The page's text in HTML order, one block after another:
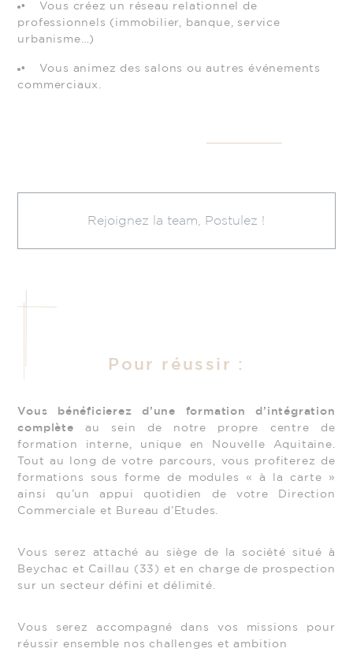
Vous créez un réseau relationnel de
professionnels (immobilier, banque, service
urbanisme…)
Vous animez des salons ou autres événements
commerciaux.
Rejoignez la team, Postulez !
Pour réussir :
Vous bénéficierez d’une formation d’intégration
complète au sein de notre propre centre de
formation interne, unique en Nouvelle Aquitaine.
Tout au long de votre parcours, vous profiterez de
formations sous forme de modules « à la carte »
ainsi qu’un appui quotidien de votre Direction
Commerciale et Bureau d’Etudes.
Vous serez attaché au siège de la société situé à
Beychac et Caillau (33) et en charge de prospection
sur un secteur défini et délimité.
Vous serez accompagné dans vos missions pour
réussir ensemble nos challenges et ambition